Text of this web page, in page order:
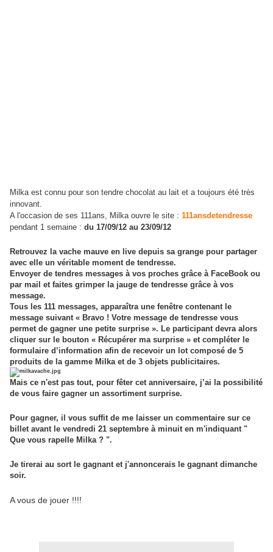
Milka est connu pour son tendre chocolat au lait et a toujours été très
innovant.
A l'occasion de ses 111ans, Milka ouvre le site : 111ansdetendresse
pendant 1 semaine : du 17/09/12 au 23/09/12
Retrouvez la vache mauve en live depuis sa grange pour partager
avec elle un véritable moment de tendresse.
Envoyer de tendres messages à vos proches grâce à FaceBook ou
par mail et faites grimper la jauge de tendresse grâce à vos
message.
Tous les 111 messages, apparaîtra une fenêtre contenant le
message suivant « Bravo ! Votre message de tendresse vous
permet de gagner une petite surprise ». Le participant devra alors
cliquer sur le bouton « Récupérer ma surprise » et compléter le
formulaire d’information afin de recevoir un lot composé de 5
produits de la gamme Milka et de 3 objets publicitaires.
Mais ce n'est pas tout, pour fêter cet anniversaire, j’ai la possibilité
de vous faire gagner un assortiment surprise.
Pour gagner, il vous suffit de me laisser un commentaire sur ce
billet avant le vendredi 21 septembre à minuit en m'indiquant "
Que vous rapelle Milka ? ".
Je tirerai au sort le gagnant et j'annoncerais le gagnant dimanche
soir.
A vous de jouer !!!!